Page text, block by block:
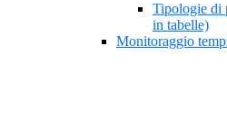
Tipologie di
in tabelle)
Monitoraggio